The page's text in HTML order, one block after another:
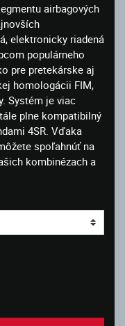
airbagových
elektronicky riadená
populárneho
pre pretekárske aj
homologácii FIM,
Systém je viac
plne kompatibilný
4SR. Vďaka
spoľahnúť na
kombinézach a